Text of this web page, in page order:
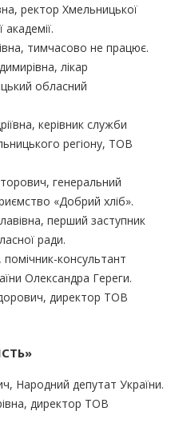
ректор Хмельницької
академії.
тимчасово не працює.
лікар
обласний
керівник служби
регіону, ТОВ
генеральний
«Добрий хліб».
перший заступник
ради.
консультант
Олександра Гереги.
директор ТОВ
Народний депутат України.
директор ТОВ